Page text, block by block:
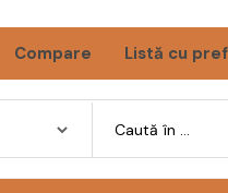
Compare Listă cu